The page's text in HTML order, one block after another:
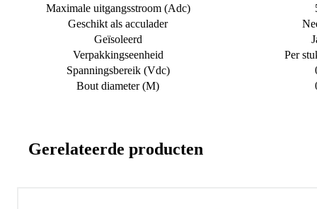
Maximale uitgangsstroom (Adc)
Geschikt als acculader
Geïsoleerd
Verpakkingseenheid
Per
Spanningsbereik (Vdc)
Bout diameter (M)
Gerelateerde producten